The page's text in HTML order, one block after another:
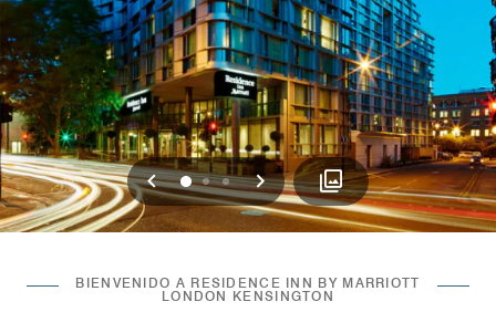
Anterior
012 Siguiente
BIENVENIDO A RESIDENCE INN BY MARRIOTT
LONDON KENSINGTON